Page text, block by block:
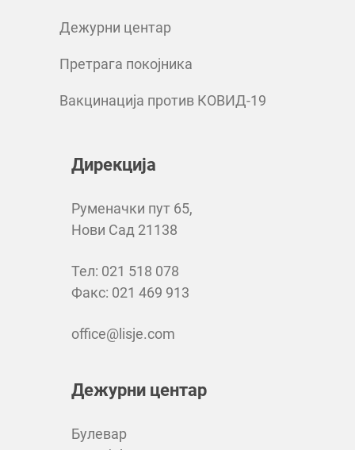
Дежурни центар
Претрага покојника
Вакцинација против КОВИД-19
Дирекција
Руменачки пут 65,
Нови Сад 21138
Тел: 021 518 078
Факс: 021 469 913
office@lisje.com
Дежурни центар
Булевар